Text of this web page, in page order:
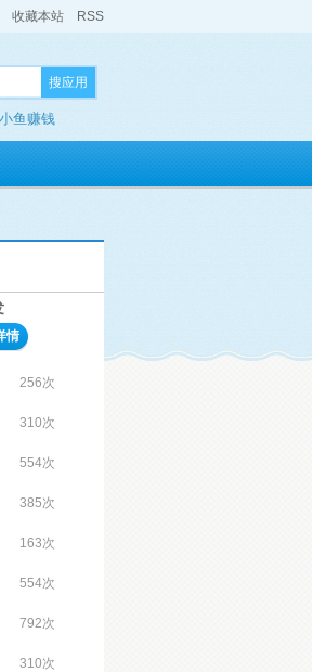
收藏本站 RSS
搜应用
小鱼赚钱
情
256次
310次
554次
385次
163次
554次
792次
310次